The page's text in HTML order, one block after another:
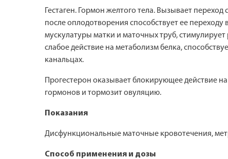
Гестаген. Гормон желтого тела. Вызывает
после оплодотворения способствует ее
мускулатуры матки и маточных труб,
слабое действие на метаболизм белка,
канальцах.
Прогестерон оказывает блокирующее действие
гормонов и тормозит овуляцию.
Показания
Дисфункциональные маточные кровотечения,
Способ применения и дозы